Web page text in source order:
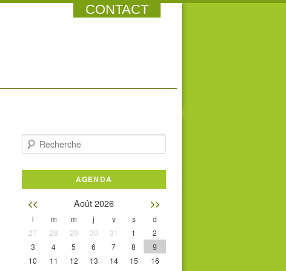
CONTACT
Recherche
AGENDA
<< Août 2026 >>
l m m j v s
d
27
28 29 30 31 1
2
3
4 5 6 7 8
9
10
11 12 13 14 15
16